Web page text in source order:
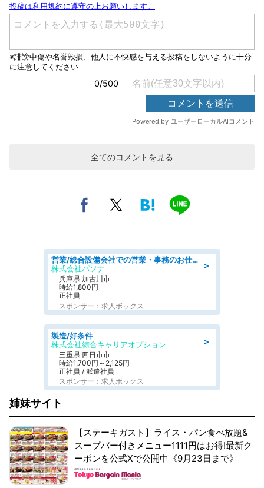
全てのコメントを見る
＞
営業/総合設備会社での営業・事務のお仕事/即日勤務可/車通勤可/営業/営業事務
株式会社パソナ
兵庫県 加古川市
時給1,800円
正社員
スポンサー：求人ボックス
＞
製造/好条件
株式会社綜合キャリアオプション
三重県 四日市市
時給1,700円～2,125円
正社員 / 派遣社員
スポンサー：求人ボックス
姉妹サイト
【ステーキガスト】ライス・パン食べ放題&
スープバー付きメニュー1111円はお得!最新ク
ーポンを公式Xで公開中《9月23日まで》